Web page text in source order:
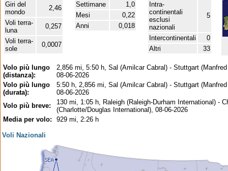
Giri del
mondo
2,46
Voli terra-
luna
0,257
Voli terra-
sole
0,0007
Settimane
1,0
Mesi
0,22
Anni
0,018
Intra-
continentali
esclusi
nazionali
5
Intercontinentali
0
Altri
33
Volo più lungo
(distanza):
2,856 mi, 5:50 h, Sal (Amilcar Cabral) - Stuttgart
08-06-2026
Volo più lungo
(durata):
5:50 h, 2,856 mi, Sal (Amilcar Cabral) - Stuttgart
08-06-2026
Volo più breve:
130 mi, 1:05 h, Raleigh (Raleigh-Durham International) -
(Charlotte/Douglas International), 08-06-2026
Media per volo:
929 mi, 2:26 h
Voli Nazionali